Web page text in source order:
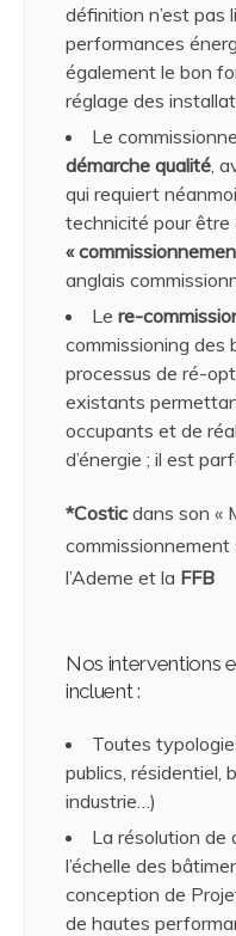
définition n’est pas
performances
également le bon
réglage des
Le
démarche qualité,
qui requiert
technicité pour
«
anglais
Le re-
commissioning
processus de ré-
existants
occupants et de
d’énergie ; il est
*Costic dans son «
l’Ademe et la FFB
Nos interventions
incluent :
Toutes
publics, résidentiel,
industrie…)
La résolution
l’échelle des
conception de
de hautes